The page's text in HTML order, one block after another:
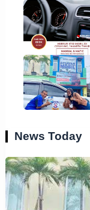
News Today